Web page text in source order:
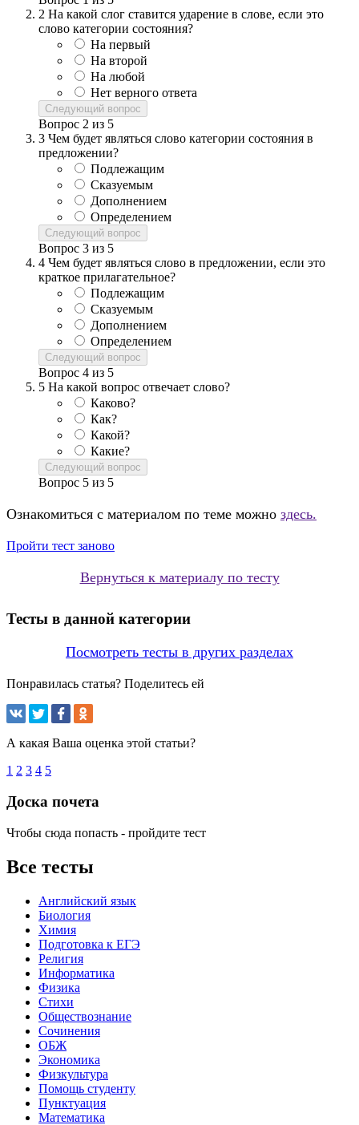
2 На какой слог ставится ударение в слове, если это
слово категории состояния?
На первый
На второй
На любой
Нет верного ответа
Следующий вопрос
Вопрос 2 из 5
3 Чем будет являться слово категории состояния в
предложении?
Подлежащим
Сказуемым
Дополнением
Определением
Следующий вопрос
Вопрос 3 из 5
4 Чем будет являться слово в предложении, если это
краткое прилагательное?
Подлежащим
Сказуемым
Дополнением
Определением
Следующий вопрос
Вопрос 4 из 5
5 На какой вопрос отвечает слово?
Каково?
Как?
Какой?
Какие?
Следующий вопрос
Вопрос 5 из 5
Ознакомиться с материалом по теме можно здесь.
Пройти тест заново
Вернуться к материалу по тесту
Тесты в данной категории
Посмотреть тесты в других разделах
Понравилась статья? Поделитесь ей
А какая Ваша оценка этой статьи?
1 2 3 4 5
Доска почета
Чтобы сюда попасть - пройдите тест
Все тесты
Английский язык
Биология
Химия
Подготовка к ЕГЭ
Религия
Информатика
Физика
Стихи
Обществознание
Сочинения
ОБЖ
Экономика
Физкультура
Помощь студенту
Пунктуация
Математика